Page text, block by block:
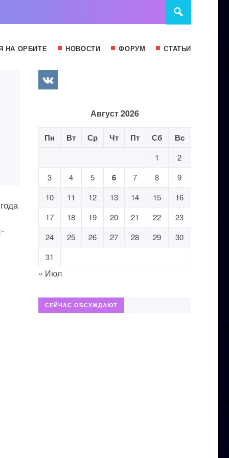
НА ОРБИТЕ НОВОСТИ ФОРУМ СТАТЬИ
Август 2026
Пн Вт Ср Чт Пт Сб Вс
1
2
3
4 5 6 7 8
9
10
11 12 13 14 15
16
17
18 19 20 21 22
23
24
25 26 27 28 29
30
31
« Июл
СЕЙЧАС ОБСУЖДАЮТ